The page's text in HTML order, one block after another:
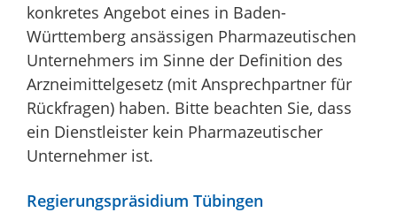
konkretes Angebot eines in Baden-
Württemberg ansässigen Pharmazeutischen
Unternehmers im Sinne der Definition des
Arzneimittelgesetz (mit Ansprechpartner für
Rückfragen) haben. Bitte beachten Sie, dass
ein Dienstleister kein Pharmazeutischer
Unternehmer ist.
Regierungspräsidium Tübingen